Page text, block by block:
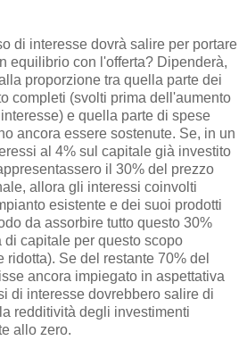
di interesse dovrà salire per portare
equilibrio con l'offerta? Dipenderà,
proporzione tra quella parte dei
completi (svolti prima dell'aumento
e quella parte di spese
ancora essere sostenute. Se, in un
al 4% sul capitale già investito
il 30% del prezzo
allora gli interessi coinvolti
esistente e dei suoi prodotti
da assorbire tutto questo 30%
di capitale per questo scopo
ridotta). Se del restante 70% del
ancora impiegato in aspettativa
di interesse dovrebbero salire di
redditività degli investimenti
allo zero.